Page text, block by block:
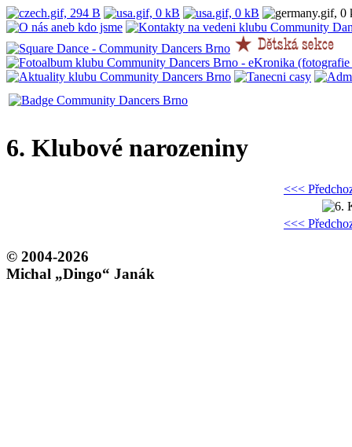
6. Klubové narozeniny
<<<
<<<
© 2004-2026
Michal „Dingo“ Janák